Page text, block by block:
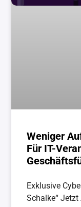
Weniger
Für IT-
Exklusive
Schalke“